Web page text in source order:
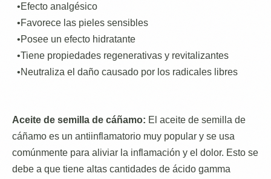
•Efecto analgésico
•Favorece las pieles sensibles
•Posee un efecto hidratante
•Tiene propiedades regenerativas y revitalizantes
•Neutraliza el daño causado por los radicales libres
Aceite de semilla de cáñamo: El aceite de semilla de
cáñamo es un antiinflamatorio muy popular y se usa
comúnmente para aliviar la inflamación y el dolor. Esto se
debe a que tiene altas cantidades de ácido gamma